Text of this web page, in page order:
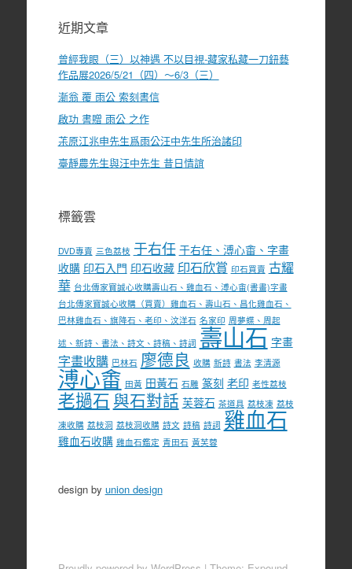
近期文章
曾經我眼（三）以神遇 不以目視-藏家私藏一刀鈕藝
作品展2026/5/21（四）～6/3（三）
漸翁 覆 雨公 索刻書信
啟功 書贈 雨公 之作
茮原江兆申先生爲雨公汪中先生所治諸印
臺靜農先生與汪中先生 昔日情誼
標籤雲
DVD專賣 三色荔枝 于右任 于右任、溥心畬、字畫
收購 印石入門 印石收藏 印石欣賞 印石買賣 古耀
華 台北傳家寶誠心收購壽山石、雞血石、溥心畬(書畫)字畫
台北傳家寶誠心收購（買賣）雞血石、壽山石、昌化雞血石、
巴林雞血石、旗降石、老印、汶洋石 名家印 周夢蝶、周起
述、新詩、書法、詩文、詩稿、詩詞 壽山石 字畫
字畫收購 巴林石 廖德良 收購 新詩 書法 李清源
溥心畬 田黃 田黃石 石雕 篆刻 老印 老性荔枝
老撾石 與石對話 芙蓉石 茶道具 荔枝凍 荔枝
凍收購 荔枝洞 荔枝洞收購 詩文 詩稿 詩詞 雞血石
雞血石收購 雞血石鑑定 青田石 黃芙蓉
design by union design